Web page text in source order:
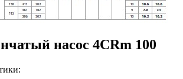
насос 4CRm 100